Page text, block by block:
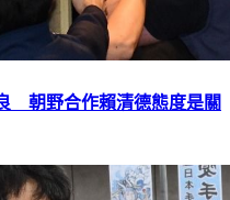
朝野合作賴清德態度是關